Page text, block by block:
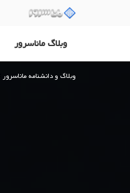
وبلاگ ماناسرور
وبلاگ و دانشنامه ماناسرور